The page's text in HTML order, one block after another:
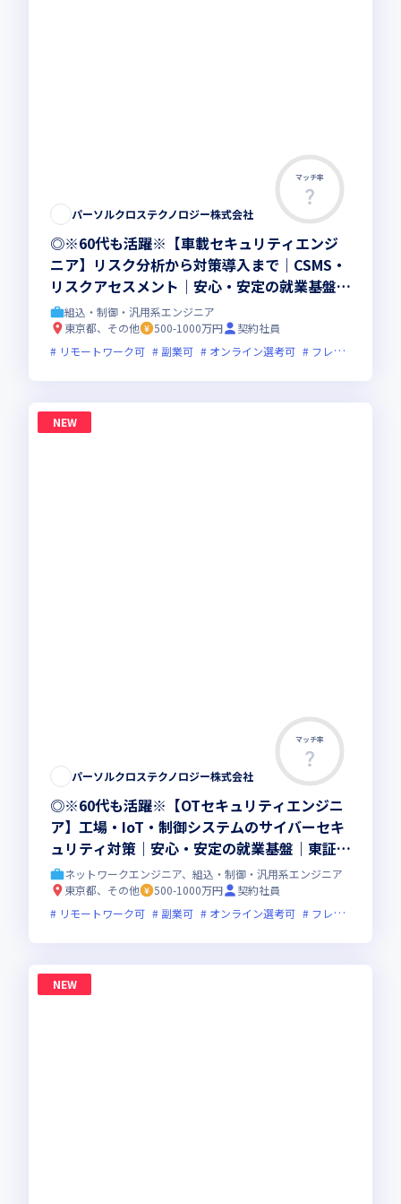
マッチ率
パーソルクロステクノロジー株式会社
◎※60代も活躍※【車載セキュリティエンジ
ニア】リスク分析から対策導入まで｜CSMS・
リスクアセスメント｜安心・安定の就業基盤｜
東証プライム上場G
組込・制御・汎用系エンジニア
東京都、その他
500-1000万円
契約社員
リモートワーク可
副業可 オンライン選考可 フレックス制度あり
NEW
マッチ率
パーソルクロステクノロジー株式会社
◎※60代も活躍※【OTセキュリティエンジニ
ア】工場・IoT・制御システムのサイバーセキ
ュリティ対策｜安心・安定の就業基盤｜東証プ
ライム上場G
ネットワークエンジニア、組込・制御・汎用系エンジニア
東京都、その他
500-1000万円
契約社員
リモートワーク可
副業可 オンライン選考可 フレックス制度あり
NEW